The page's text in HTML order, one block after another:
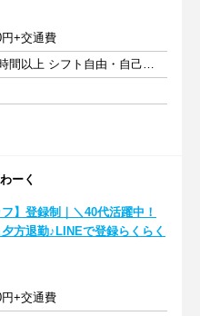
+交通費
週2日以上 1日8時間以上 シフト自由・自己申告
ーく
フ】登録制｜＼40代活躍中！
方退勤♪LINEで登録らくらく
+交通費